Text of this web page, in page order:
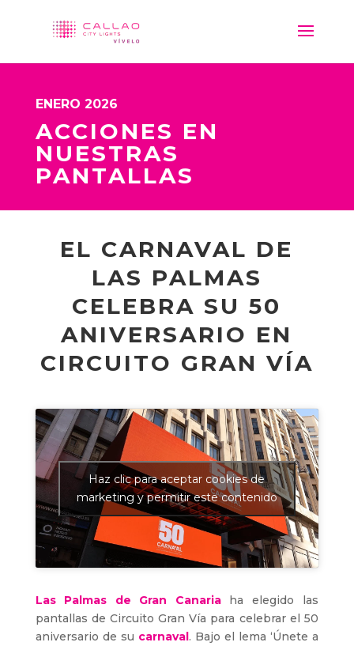
ENERO 2026
ACCIONES EN
NUESTRAS
PANTALLAS
EL CARNAVAL DE
LAS PALMAS
CELEBRA SU 50
ANIVERSARIO EN
CIRCUITO GRAN VÍA
Haz clic para aceptar cookies de
marketing y permitir este contenido
Las Palmas de Gran Canariaha elegido las
pantallas de Circuito Gran Vía para celebrar el 50
aniversario de su carnaval . Bajo el lema ‘Únete a